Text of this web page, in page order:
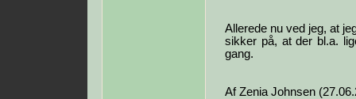
Allerede nu ved jeg, at
sikker på, at der bl.a.
gang.
Af Zenia Johnsen